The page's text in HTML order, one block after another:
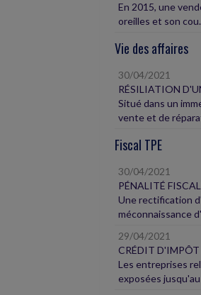
En 2015, une
oreilles et son cou.
Vie des affaires
30/04/2021
RÉSILIATION
Situé dans un
vente et de
Fiscal TPE
30/04/2021
PÉNALITÉ
Une rectification
méconnaissance
29/04/2021
CRÉDIT D'IMPÔT
Les entreprises
exposées